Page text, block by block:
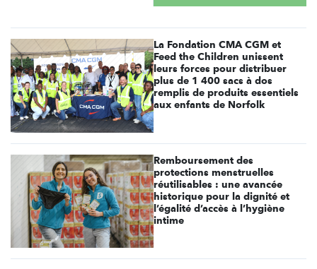
La Fondation CMA CGM et
Feed the Children unissent
leurs forces pour distribuer
plus de 1 400 sacs à dos
remplis de produits essentiels
aux enfants de Norfolk
Remboursement des
protections menstruelles
réutilisables : une avancée
historique pour la dignité et
l’égalité d’accès à l’hygiène
intime